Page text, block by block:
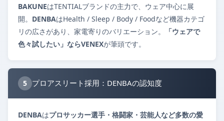
BAKUNEはTENTIALブランドの主力で、ウェア中心に展
開。 DENBAはHealth / Sleep / Body / Foodなど機器カテゴ
リの広さがあり、家電寄りのバリエーション。
「ウェアで
色々試したい」ならVENEXが筆頭です。
5 プロアスリート採用：DENBAの認知度
DENBAはプロサッカー選手・格闘家・芸能人など多数の愛